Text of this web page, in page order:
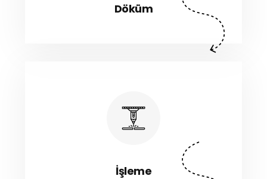
Döküm
İşleme